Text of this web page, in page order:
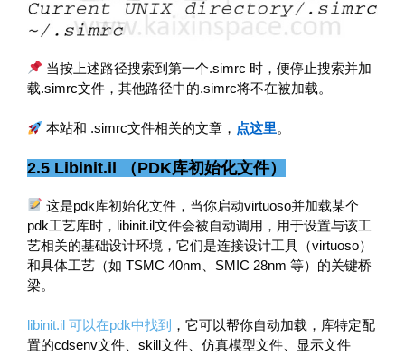
当按上述路径搜索到第一个.simrc 时，便停止搜索并加
载.simrc文件，其他路径中的.simrc将不在被加载。
本站和 .simrc文件相关的文章， 点这里。
2.5 Libinit.il （PDK库初始化文件）
这是pdk库初始化文件，当你启动virtuoso并加载某个
pdk工艺库时，libinit.il文件会被自动调用，用于设置与该工
艺相关的基础设计环境，它们是连接设计工具（virtuoso）
和具体工艺（如 TSMC 40nm、SMIC 28nm 等）的关键桥
梁。
libinit.il 可以在pdk中找到 ，它可以帮你自动加载，库特定配
置的cdsenv文件、skill文件、仿真模型文件、显示文件